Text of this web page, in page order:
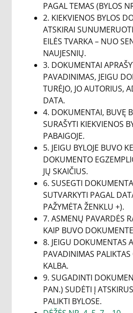
PAGAL TEMAS (BYLOS
2. KIEKVIENOS BYLOS
ATSKIRAI
EILĖS TVARKA – NUO
NAUJESNIŲ.
3. DOKUMENTAI
PAVADINIMAS, JEIGU
TURĖJO, JO AUTORIUS,
DATA.
4. DOKUMENTAI, BUVĘ
SURAŠYTI KIEKVIENOS
PABAIGOJE.
5. JEIGU BYLOJE BUVO
DOKUMENTO
JŲ SKAIČIUS.
6. SUSEGTI
SUTVARKYTI PAGAL
PAŽYMĖTA ŽENKLU +).
7. ASMENŲ PAVARDĖS
KAIP BUVO
8. JEIGU DOKUMENTAS
PAVADINIMAS
KALBA.
9. SUGADINTI
PAN.) SUDĖTI Į
PALIKTI BYLOSE.